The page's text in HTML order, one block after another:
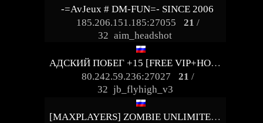
-=AvJeux # DM-FUN=- SINCE 2006
185.206.151.185:27055
21 /
32 aim_headshot
АДСКИЙ ПОБЕГ +15 [FREE VIP+HOOK]
80.242.59.236:27027
21 /
32 jb_flyhigh_v3
[MAXPLAYERS] ZOMBIE UNLIMITED© #1